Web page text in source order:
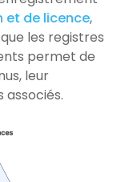
et de licence,
les registres
permet de
leur
associés.